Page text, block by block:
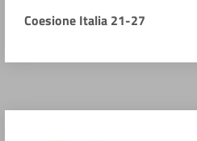
Coesione Italia 21-27